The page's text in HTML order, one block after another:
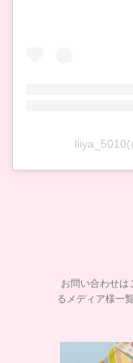
お問い合わせは
るメディア様一覧